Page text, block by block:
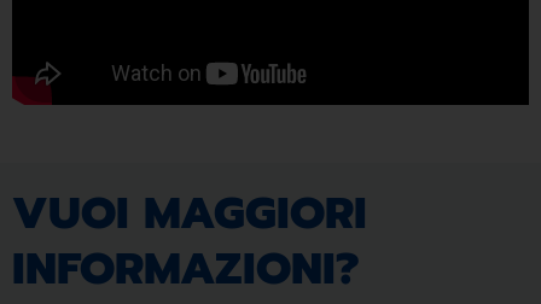
VUOI MAGGIORI
INFORMAZIONI?